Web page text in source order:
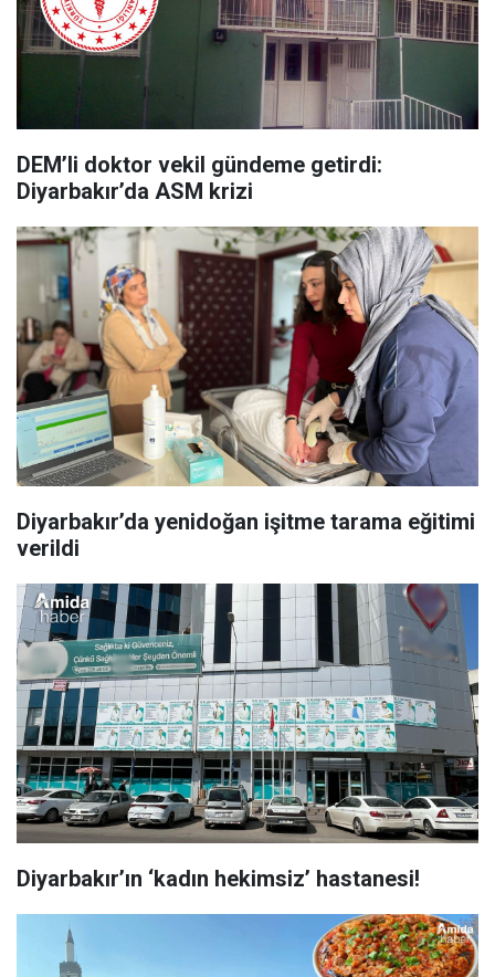
DEM’li doktor vekil gündeme getirdi:
Diyarbakır’da ASM krizi
Diyarbakır’da yenidoğan işitme tarama eğitimi
verildi
Diyarbakır’ın ‘kadın hekimsiz’ hastanesi!